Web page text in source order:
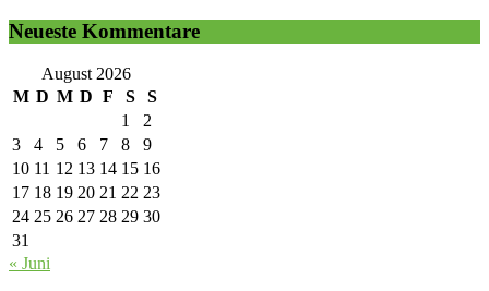
Neueste Kommentare
August 2026
M D M D F S
S
1
2
3
4 5 6 7 8
9
10 11 12 13 14 15 16
17 18 19 20 21 22 23
24 25 26 27 28 29 30
31
« Juni